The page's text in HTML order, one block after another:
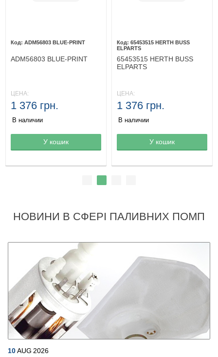
Товар в корзине
ADM56803 BLUE-PRINT
ADM56803 BLUE-PRINT
ЦЕНА:
1 376 грн.
В наличии
У кошик Товар в корзине
65453515 HERTH BUSS
ELPARTS
65453515 HERTH BUSS
ELPARTS
ЦЕНА:
1 376 грн.
В наличии
У кошик
НОВИНИ В СФЕРІ ПАЛИВНИХ ПОМП
10AUG 2026